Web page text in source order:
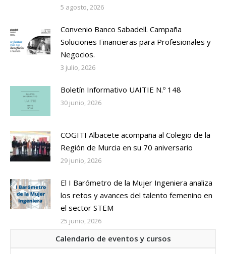
5 agosto, 2026
Convenio Banco Sabadell. Campaña
Soluciones Financieras para Profesionales y
Negocios.
3 julio, 2026
Boletín Informativo UAITIE N.º 148
30 junio, 2026
COGITI Albacete acompaña al Colegio de la
Región de Murcia en su 70 aniversario
29 junio, 2026
El I Barómetro de la Mujer Ingeniera analiza
los retos y avances del talento femenino en
el sector STEM
25 junio, 2026
Calendario de eventos y cursos